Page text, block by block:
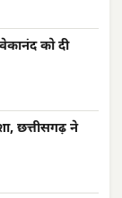
को दी
छत्तीसगढ़ ने